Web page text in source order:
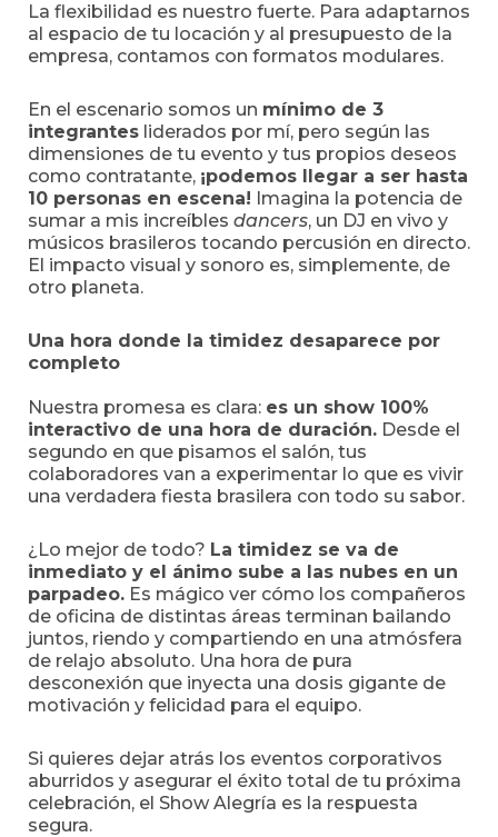
La flexibilidad es nuestro fuerte. Para adaptarnos
al espacio de tu locación y al presupuesto de la
empresa, contamos con formatos modulares.
En el escenario somos un mínimo de 3
integrantes liderados por mí, pero según las
dimensiones de tu evento y tus propios deseos
como contratante, ¡podemos llegar a ser hasta
10 personas en escena! Imagina la potencia de
sumar a mis increíbles dancers, un DJ en vivo y
músicos brasileros tocando percusión en directo.
El impacto visual y sonoro es, simplemente, de
otro planeta.
Una hora donde la timidez desaparece por
completo
Nuestra promesa es clara: es un show 100%
interactivo de una hora de duración. Desde el
segundo en que pisamos el salón, tus
colaboradores van a experimentar lo que es vivir
una verdadera fiesta brasilera con todo su sabor.
¿Lo mejor de todo? La timidez se va de
inmediato y el ánimo sube a las nubes en un
parpadeo. Es mágico ver cómo los compañeros
de oficina de distintas áreas terminan bailando
juntos, riendo y compartiendo en una atmósfera
de relajo absoluto. Una hora de pura
desconexión que inyecta una dosis gigante de
motivación y felicidad para el equipo.
Si quieres dejar atrás los eventos corporativos
aburridos y asegurar el éxito total de tu próxima
celebración, el Show Alegría es la respuesta
segura.